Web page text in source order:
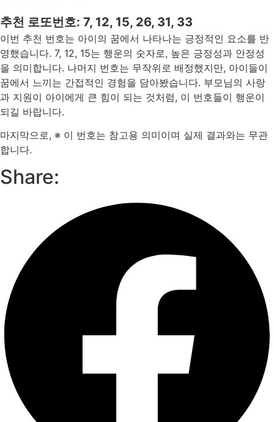
추천 로또번호: 7, 12, 15, 26, 31, 33
이번 추천 번호는 아이의 꿈에서 나타나는 긍정적인 요소를 반
영했습니다. 7, 12, 15는 행운의 숫자로, 높은 긍정성과 안정성
을 의미합니다. 나머지 번호는 무작위로 배정했지만, 아이들이
꿈에서 느끼는 간접적인 경험을 담아봤습니다. 부모님의 사랑
과 지원이 아이에게 큰 힘이 되는 것처럼, 이 번호들이 행운이
되길 바랍니다.
마지막으로, ※ 이 번호는 참고용 의미이며 실제 결과와는 무관
합니다.
Share: